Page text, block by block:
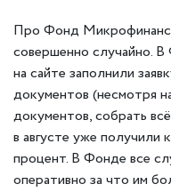
Про Фонд
совершенно случайно.
на сайте заполнили
документов (несмотря
документов, собрать
в августе уже получили
процент. В Фонде все
оперативно за что им